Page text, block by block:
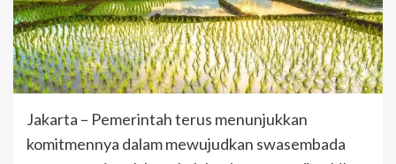
Jakarta – Pemerintah terus menunjukkan
komitmennya dalam mewujudkan swasembada